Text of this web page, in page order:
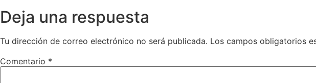
Deja una respuesta
Tu dirección de correo electrónico no será publicada. Los campos obligatorios
Comentario *